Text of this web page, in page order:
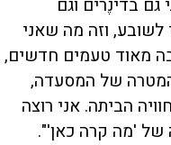
לשובע, וזה מה שאני
מאוד טעמים חדשים,
המטרה של המסעדה,
הביתה. אני רוצה
'מה קרה כאן'".